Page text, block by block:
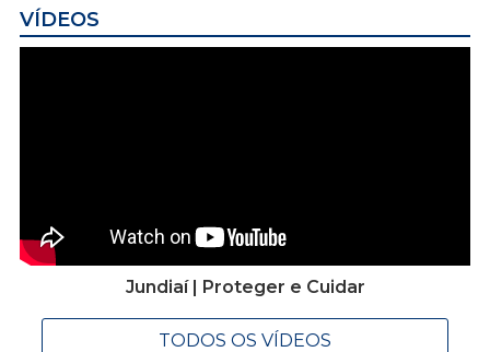
VÍDEOS
Jundiaí | Proteger e Cuidar
TODOS OS VÍDEOS